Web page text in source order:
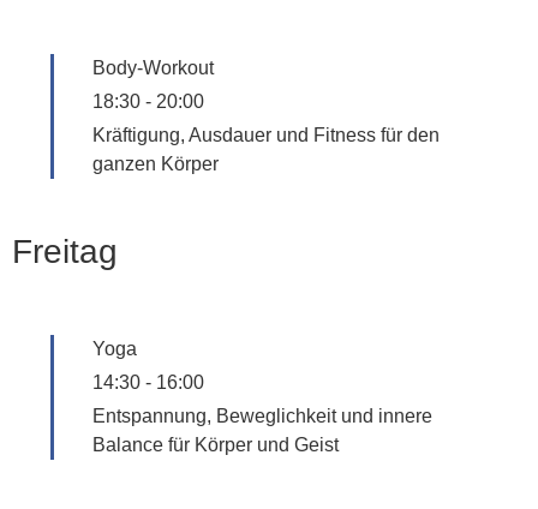
Body-Workout
18:30 - 20:00
Kräftigung, Ausdauer und Fitness für den
ganzen Körper
Freitag
Yoga
14:30 - 16:00
Entspannung, Beweglichkeit und innere
Balance für Körper und Geist